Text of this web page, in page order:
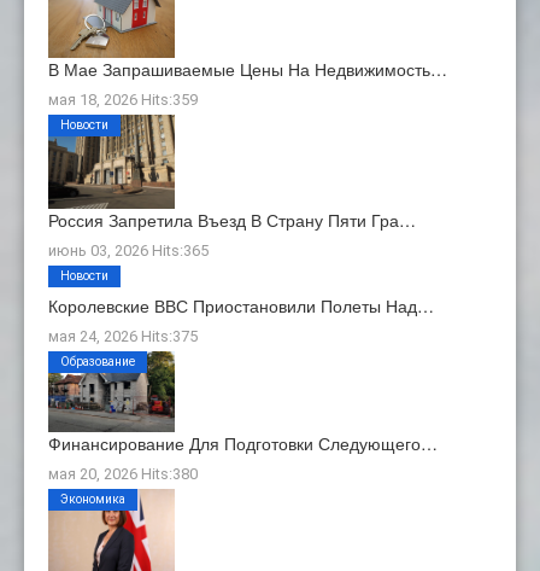
В Мае Запрашиваемые Цены На Недвижимость…
мая 18, 2026 Hits:359
Россия Запретила Въезд В Страну Пяти Гра…
июнь 03, 2026 Hits:365
Новости
Королевские ВВС Приостановили Полеты Над…
мая 24, 2026 Hits:375
Новости
Финансирование Для Подготовки Следующего…
мая 20, 2026 Hits:380
Образование
Экономика